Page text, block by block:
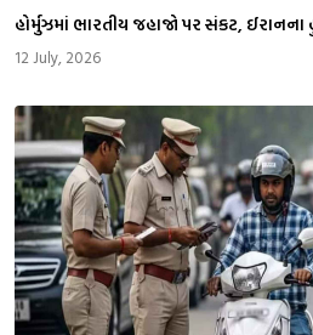
​હોર્મુઝમાં
12 July, 2026